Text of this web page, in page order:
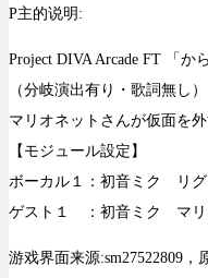
P主的说明:
Project DIVA Arcade FT 「か
（分岐演出有り・歌詞無し）
マリオネットさんが仮面を
【モジュール設定】
ボーカル１：初音ミク リグ
ゲスト１ ：初音ミク マリ
游戏界面来源:sm27522809